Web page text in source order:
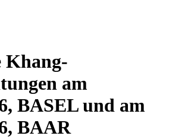
Khang-
am
BASEL und am
BAAR